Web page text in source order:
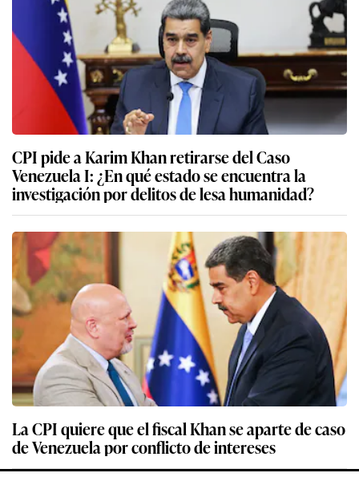
CPI pide a Karim Khan retirarse del Caso
Venezuela I: ¿En qué estado se encuentra la
investigación por delitos de lesa humanidad?
La CPI quiere que el fiscal Khan se aparte de caso
de Venezuela por conflicto de intereses